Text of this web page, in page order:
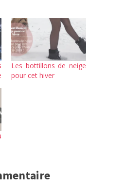
Les bottillons de neige
pour cet hiver